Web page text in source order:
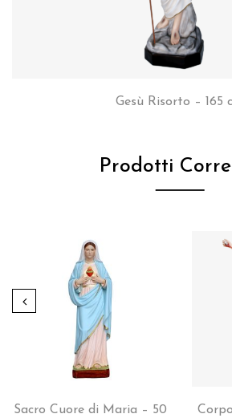
Gesù Risorto – 165
Prodotti
Sacro Cuore di Maria – 50